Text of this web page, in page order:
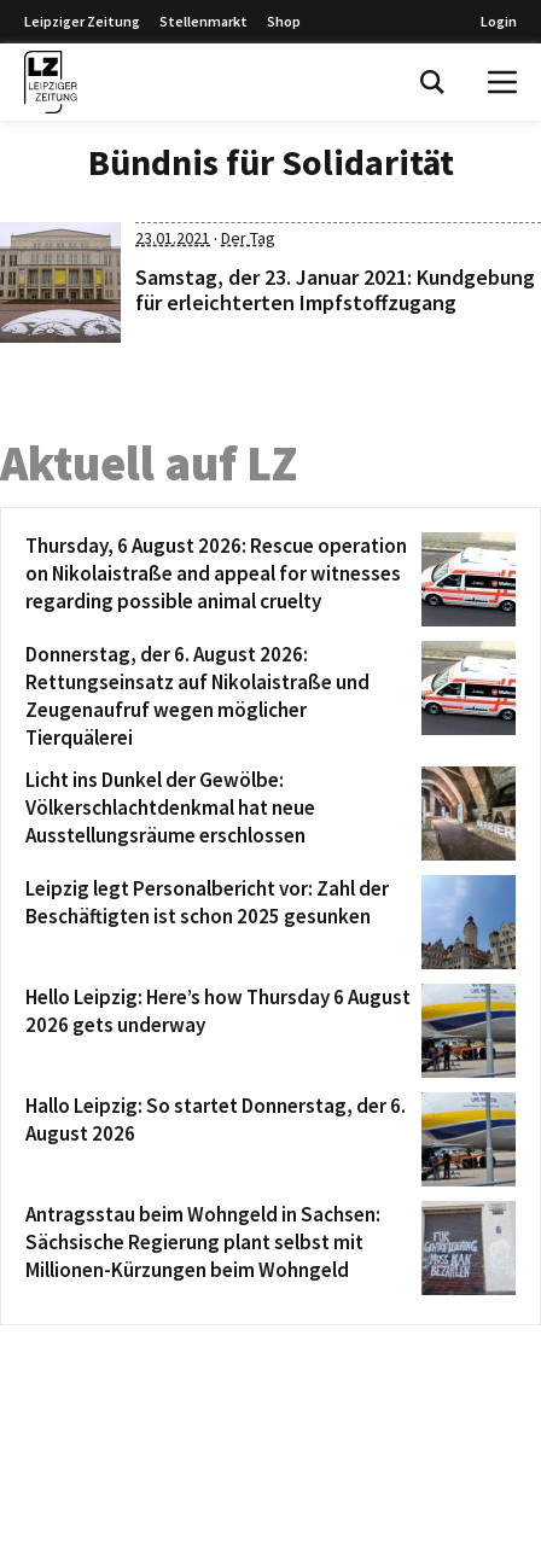
Leipziger Zeitung Stellenmarkt Shop Login
Bündnis für Solidarität
23.01.2021 · Der Tag
Samstag, der 23. Januar 2021: Kundgebung
für erleichterten Impfstoffzugang
Aktuell auf LZ
Thursday, 6 August 2026: Rescue operation
on Nikolaistraße and appeal for witnesses
regarding possible animal cruelty
Donnerstag, der 6. August 2026:
Rettungseinsatz auf Nikolaistraße und
Zeugenaufruf wegen möglicher
Tierquälerei
Licht ins Dunkel der Gewölbe:
Völkerschlachtdenkmal hat neue
Ausstellungsräume erschlossen
Leipzig legt Personalbericht vor: Zahl der
Beschäftigten ist schon 2025 gesunken
Hello Leipzig: Here’s how Thursday 6 August
2026 gets underway
Hallo Leipzig: So startet Donnerstag, der 6.
August 2026
Antragsstau beim Wohngeld in Sachsen:
Sächsische Regierung plant selbst mit
Millionen-Kürzungen beim Wohngeld